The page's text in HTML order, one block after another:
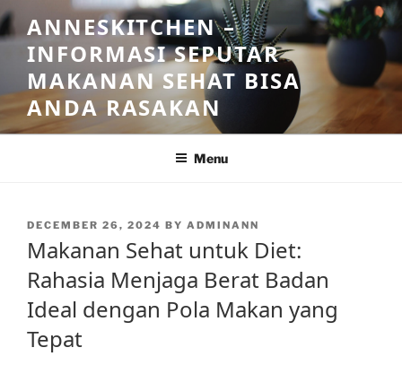
Skip
to
content
ANNESKITCHEN –
INFORMASI SEPUTAR
MAKANAN SEHAT BISA
ANDA RASAKAN
Menu
POSTED
DECEMBER 26, 2024 BY ADMINANN
Makanan Sehat untuk Diet:
Rahasia Menjaga Berat Badan
Ideal dengan Pola Makan yang
Tepat